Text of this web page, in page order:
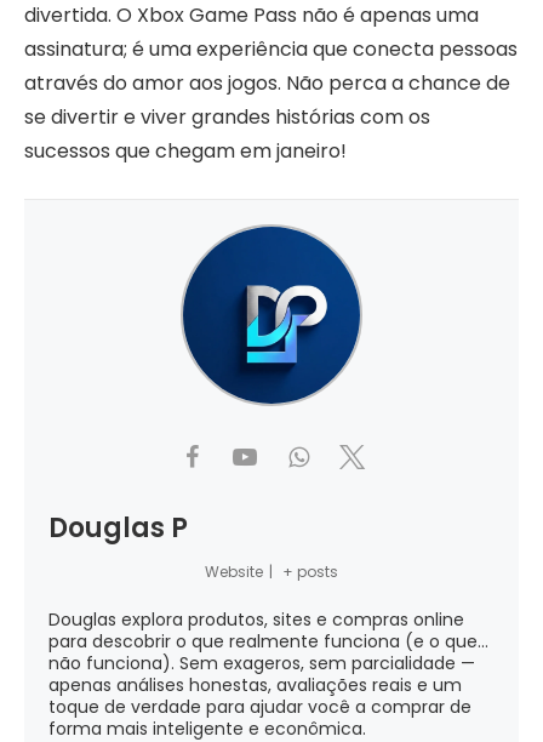
divertida. O Xbox Game Pass não é apenas uma
assinatura; é uma experiência que conecta pessoas
através do amor aos jogos. Não perca a chance de
se divertir e viver grandes histórias com os
sucessos que chegam em janeiro!
Douglas P
Website | + posts
Douglas explora produtos, sites e compras online
para descobrir o que realmente funciona (e o que...
não funciona). Sem exageros, sem parcialidade —
apenas análises honestas, avaliações reais e um
toque de verdade para ajudar você a comprar de
forma mais inteligente e econômica.